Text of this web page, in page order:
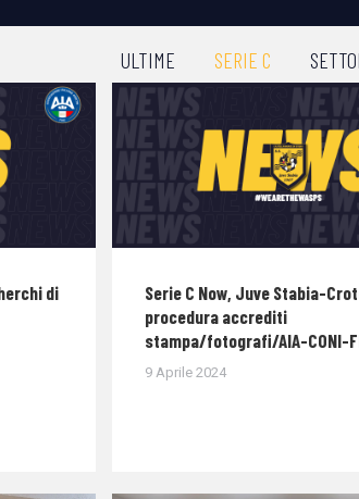
ULTIME SERIE C
di
Serie C Now, Juve Stabia-
procedura accrediti
stampa/fotografi/AIA-CONI-
9 Aprile 2024